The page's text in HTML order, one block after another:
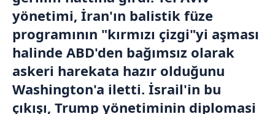
yönetimi, İran'ın balistik füze
programının "kırmızı çizgi"yi aşması
halinde ABD'den bağımsız olarak
askeri harekata hazır olduğunu
Washington'a iletti. İsrail'in bu
çıkışı, Trump yönetiminin diplomasi